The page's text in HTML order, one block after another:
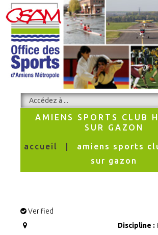
AMIENS SPORTS CLUB
SUR GAZON
accueil
amiens sports
sur gazon
Verified
Discipline :